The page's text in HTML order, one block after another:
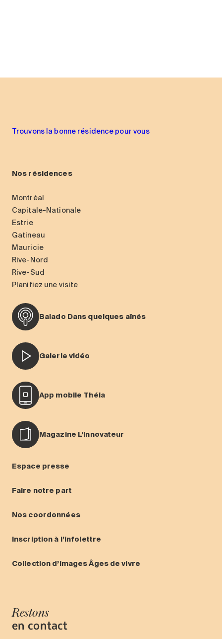
Trouvons la bonne résidence pour vous
Nos résidences
Montréal
Capitale-Nationale
Estrie
Gatineau
Mauricie
Rive-Nord
Rive-Sud
Planifiez une visite
Balado Dans quelques aînés
Galerie vidéo
App mobile Théia
Magazine L’Innovateur
Espace presse
Faire notre part
Nos coordonnées
Inscription à l’infolettre
Collection d’images Âges de vivre
Restons
en contact